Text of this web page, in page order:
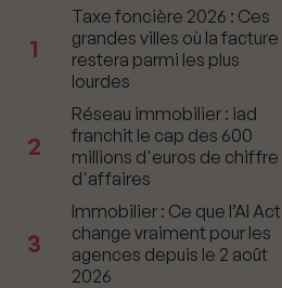
1
Taxe foncière 2026 : Ces
grandes villes où la facture
restera parmi les plus
lourdes
2
Réseau immobilier : iad
franchit le cap des 600
millions d'euros de chiffre
d'affaires
3
Immobilier : Ce que l’AI Act
change vraiment pour les
agences depuis le 2 août
2026